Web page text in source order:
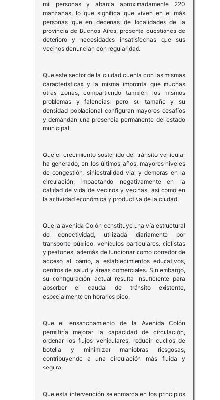
mil personas y abarca aproximadamente 220
manzanas, lo que significa que viven en el más
personas que en decenas de localidades de la
provincia de Buenos Aires, presenta cuestiones de
deterioro y necesidades insatisfechas que sus
vecinos denuncian con regularidad.
Que este sector de la ciudad cuenta con las mismas
características y la misma impronta que muchas
otras zonas, compartiendo también los mismos
problemas y falencias; pero su tamaño y su
densidad poblacional configuran mayores desafíos
y demandan una presencia permanente del estado
municipal.
Que el crecimiento sostenido del tránsito vehicular
ha generado, en los últimos años, mayores niveles
de congestión, siniestralidad vial y demoras en la
circulación, impactando negativamente en la
calidad de vida de vecinos y vecinas, así como en
la actividad económica y productiva de la ciudad.
Que la avenida Colón constituye una vía estructural
de conectividad, utilizada diariamente por
transporte público, vehículos particulares, ciclistas
y peatones, además de funcionar como corredor de
acceso al barrio, a establecimientos educativos,
centros de salud y áreas comerciales. Sin embargo,
su configuración actual resulta insuficiente para
absorber el caudal de tránsito existente,
especialmente en horarios pico.
Que el ensanchamiento de la Avenida Colón
permitiría mejorar la capacidad de circulación,
ordenar los flujos vehiculares, reducir cuellos de
botella y minimizar maniobras riesgosas,
contribuyendo a una circulación más fluida y
segura.
Que esta intervención se enmarca en los principios